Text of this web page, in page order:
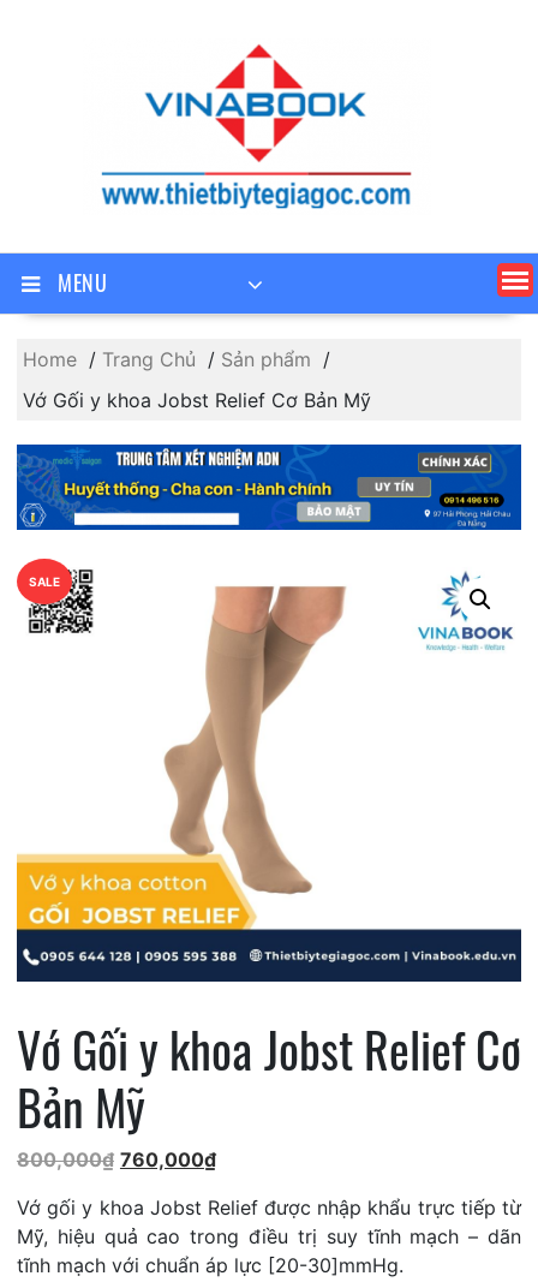
MENU
Home Trang Chủ
Sản phẩm
Vớ Gối y khoa Jobst Relief Cơ Bản Mỹ
SALE
Vớ Gối y khoa Jobst Relief Cơ
Bản Mỹ
800,000₫ Giá
là:
800,000₫.
760,000₫Giá
tại
là:
760,000₫.
Vớ gối y khoa Jobst Relief được nhập khẩu trực tiếp từ
Mỹ, hiệu quả cao trong điều trị suy tĩnh mạch – dãn
tĩnh mạch với chuẩn áp lực [20-30]mmHg.